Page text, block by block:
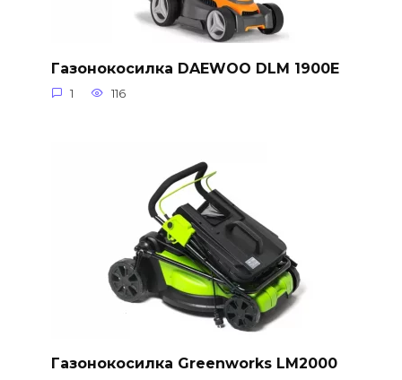
Газонокосилка DAEWOO DLM 1900E
1 116
Газонокосилка Greenworks LM2000